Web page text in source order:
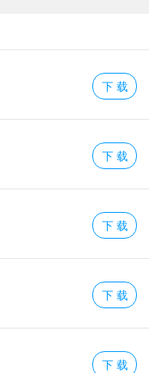
下 载
下 载
下 载
下 载
下 载